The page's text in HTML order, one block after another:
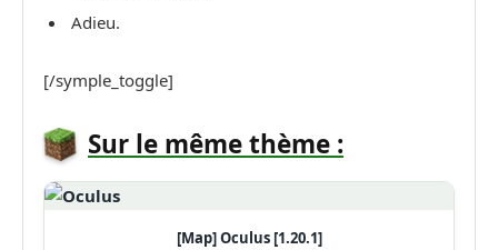
Adieu.
[/symple_toggle]
Sur le même thème :
[Map] Oculus [1.20.1]